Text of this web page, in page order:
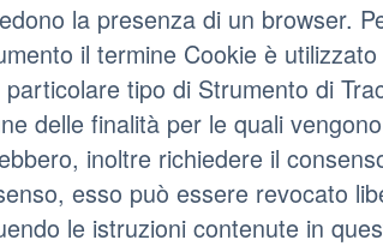
la presenza di un browser.
il termine Cookie è
particolare tipo di Strumento di
delle finalità per le quali
inoltre richiedere il
esso può essere revocato
le istruzioni contenute in